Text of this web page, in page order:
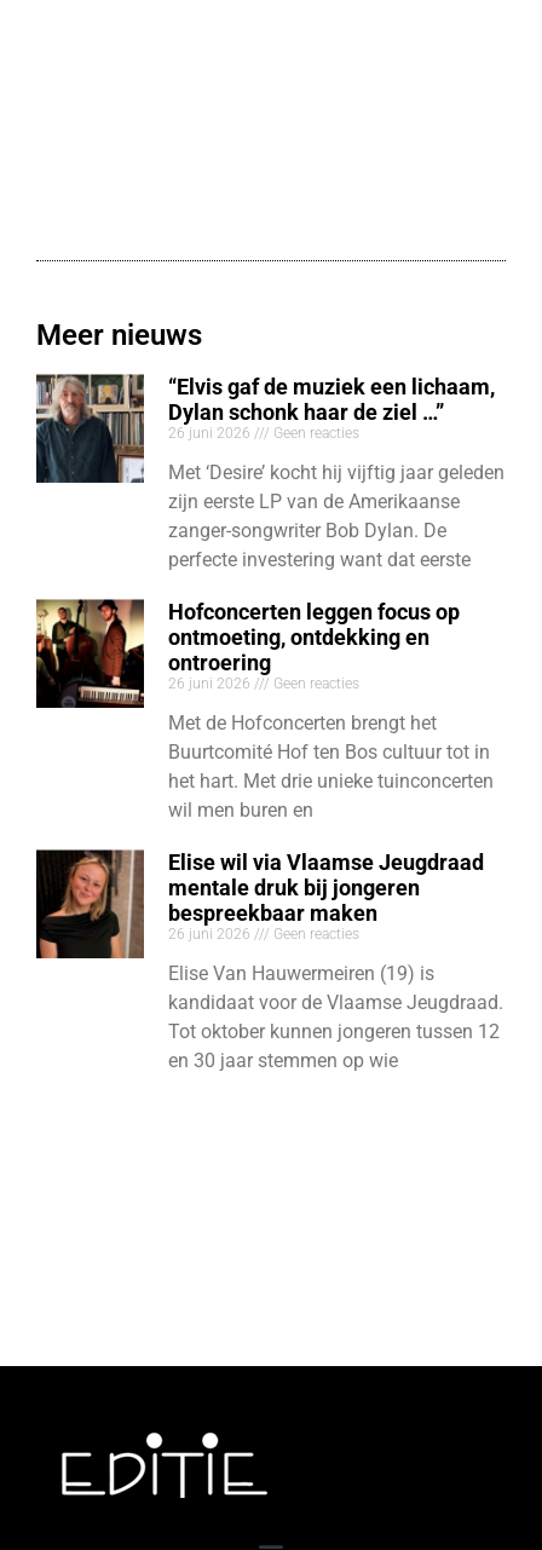
Meer nieuws
“Elvis gaf de muziek een lichaam,
Dylan schonk haar de ziel …”
26 juni 2026 Geen reacties
Met ‘Desire’ kocht hij vijftig jaar geleden
zijn eerste LP van de Amerikaanse
zanger-songwriter Bob Dylan. De
perfecte investering want dat eerste
Hofconcerten leggen focus op
ontmoeting, ontdekking en
ontroering
26 juni 2026 Geen reacties
Met de Hofconcerten brengt het
Buurtcomité Hof ten Bos cultuur tot in
het hart. Met drie unieke tuinconcerten
wil men buren en
Elise wil via Vlaamse Jeugdraad
mentale druk bij jongeren
bespreekbaar maken
26 juni 2026 Geen reacties
Elise Van Hauwermeiren (19) is
kandidaat voor de Vlaamse Jeugdraad.
Tot oktober kunnen jongeren tussen 12
en 30 jaar stemmen op wie